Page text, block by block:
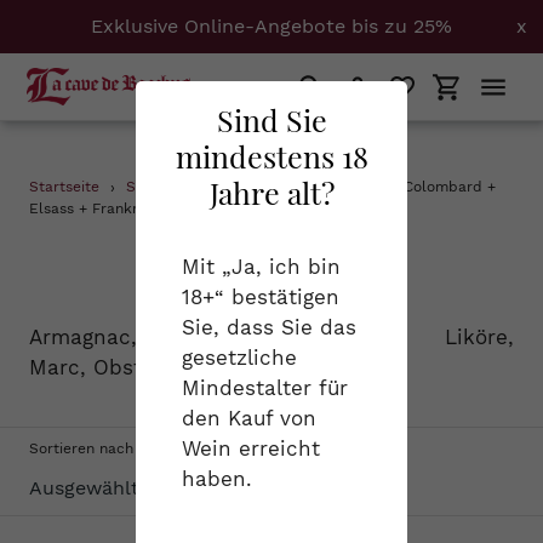
Sind Sie
mindestens 18
Jahre alt?
Mit „Ja, ich bin
18+“ bestätigen
Sie, dass Sie das
gesetzliche
Mindestalter für
den Kauf von
Wein erreicht
haben.
Direkt
zum
Exklusive Online-Angebote bis zu 25% x
Einloggen
Startseite › Spirituosen ›
Armagnac + Calvados + Colombard +
Elsass + Frankreich + Provence + Savoyen
S
a
m
m
l
u
Spirituosen
Armagnac, Cognac, Calvados, Liköre,
Marc, Obstbrand...
Sortieren nach